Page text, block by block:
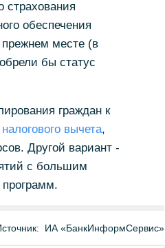
страхования
обеспечения
месте (в
бы статус
граждан к
налогового вычета,
Другой вариант -
с большим
программ.
ИА «БанкИнформСервис»